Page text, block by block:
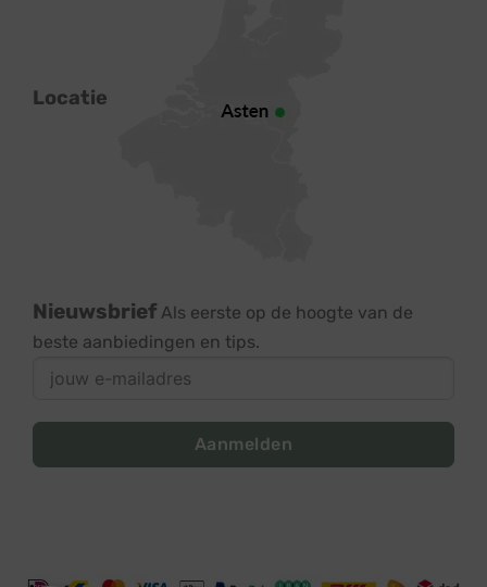
Locatie
Nieuwsbrief Als eerste op de hoogte van de
beste aanbiedingen en tips.
Aanmelden